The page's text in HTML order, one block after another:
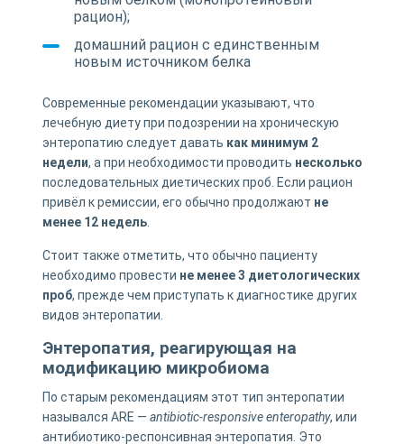
рацион);
домашний рацион с единственным
новым источником белка
Современные рекомендации указывают, что
лечебную диету при подозрении на хроническую
энтеропатию следует давать как минимум 2
недели, а при необходимости проводить несколько
последовательных диетических проб. Если рацион
привёл к ремиссии, его обычно продолжают не
менее 12 недель.
Стоит также отметить, что обычно пациенту
необходимо провести не менее 3 диетологических
проб, прежде чем приступать к диагностике других
видов энтеропатии.
Энтеропатия, реагирующая на
модификацию микробиома
По старым рекомендациям этот тип энтеропатии
назывался ARE — antibiotic-responsive enteropathy, или
антибиотико-респонсивная энтеропатия. Это